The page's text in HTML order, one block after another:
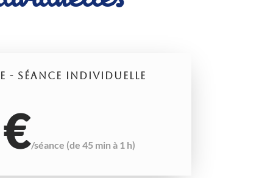
- SÉANCE INDIVIDUELLE
/séance (de 45 min à 1 h)